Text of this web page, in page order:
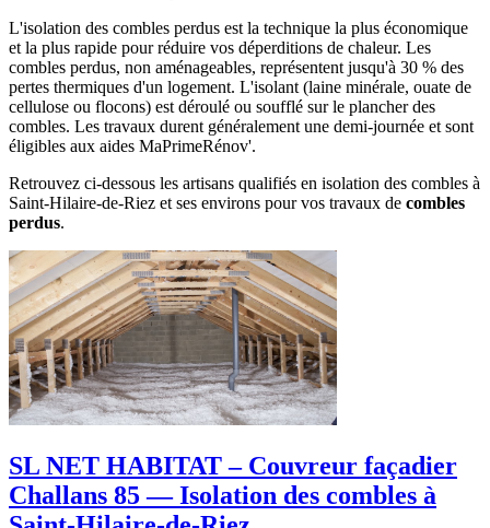
L'isolation des combles perdus est la technique la plus économique
et la plus rapide pour réduire vos déperditions de chaleur. Les
combles perdus, non aménageables, représentent jusqu'à 30 % des
pertes thermiques d'un logement. L'isolant (laine minérale, ouate de
cellulose ou flocons) est déroulé ou soufflé sur le plancher des
combles. Les travaux durent généralement une demi-journée et sont
éligibles aux aides MaPrimeRénov'.
Retrouvez ci-dessous les artisans qualifiés en isolation des combles à
Saint-Hilaire-de-Riez et ses environs pour vos travaux de combles
perdus.
SL NET HABITAT – Couvreur façadier
Challans 85 — Isolation des combles à